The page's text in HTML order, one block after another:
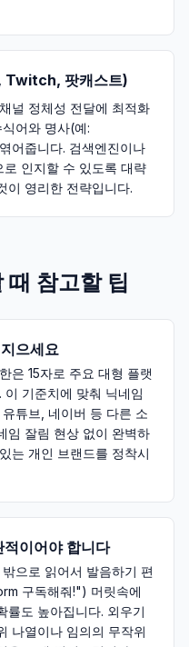
Twitch, 팟캐스트)
널 정체성 전달에 최적화
어와 명사(예:
어줍니다. 검색엔진이나
인지할 수 있도록 대략
이 영리한 전략입니다.
때 참고할 팁
으세요
은 15자로 주요 대형 플랫
기준치에 맞춰 닉네임
튜브, 네이버 등 다른 소
임 잘림 현상 없이 완벽하
는 개인 브랜드를 정착시
이어야 합니다
으로 읽어서 발음하기 편
구독해줘!") 머릿속에
률도 높아집니다. 외우기
나열이나 임의의 무작위